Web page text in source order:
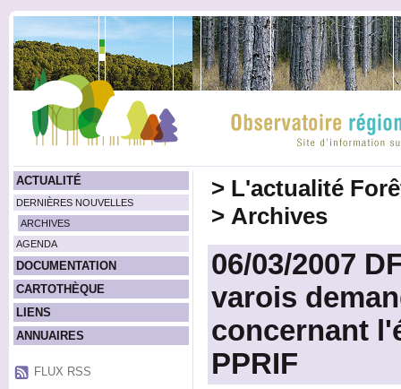
ACTUALITÉ
DERNIÈRES NOUVELLES
ARCHIVES
AGENDA
DOCUMENTATION
CARTOTHÈQUE
LIENS
ANNUAIRES
FLUX RSS
> L'actualité
> Archives
06/03/2007
varois
concernant
PPRIF